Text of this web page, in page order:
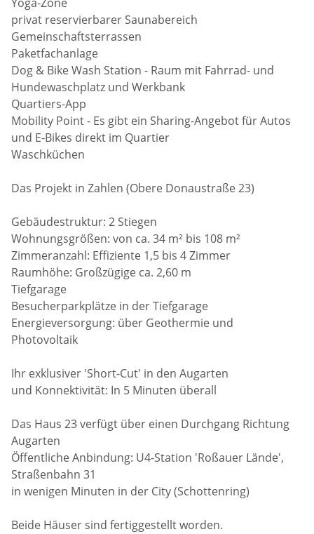
privat reservierbarer Saunabereich
Gemeinschaftsterrassen
Paketfachanlage
Dog & Bike Wash Station - Raum mit Fahrrad- und
Hundewaschplatz und Werkbank
Quartiers-App
Mobility Point - Es gibt ein Sharing-Angebot für Autos
und E-Bikes direkt im Quartier
Waschküchen
Das Projekt in Zahlen (Obere Donaustraße 23)
Gebäudestruktur: 2 Stiegen
Wohnungsgrößen: von ca. 34 m² bis 108 m²
Zimmeranzahl: Effiziente 1,5 bis 4 Zimmer
Raumhöhe: Großzügige ca. 2,60 m
Tiefgarage
Besucherparkplätze in der Tiefgarage
Energieversorgung: über Geothermie und
Photovoltaik
Ihr exklusiver 'Short-Cut' in den Augarten
und Konnektivität: In 5 Minuten überall
Das Haus 23 verfügt über einen Durchgang Richtung
Augarten
Öffentliche Anbindung: U4-Station 'Roßauer Lände',
Straßenbahn 31
in wenigen Minuten in der City (Schottenring)
Beide Häuser sind fertiggestellt worden.